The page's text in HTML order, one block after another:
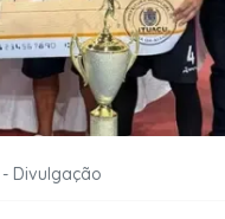
Divulgação